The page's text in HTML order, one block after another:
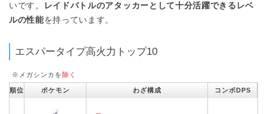
いです。
レイドバトルのアタッカーとして十分活躍できるレベ
ルの性能を持っています。
エスパータイプ高火力トップ10
※メガシンカを 除く
順位 ポケモン わざ構成 コンボDPS